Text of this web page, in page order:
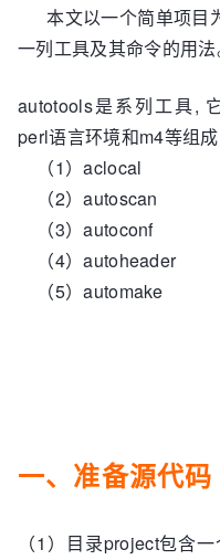
本文以一个简单项目
一列工具及其命令的用法
autotools是系列工具,
perl语言环境和m4等组
（1）aclocal
（2）autoscan
（3）autoconf
（4）autoheader
（5）automake
一、准备源代码
（1）目录project包含